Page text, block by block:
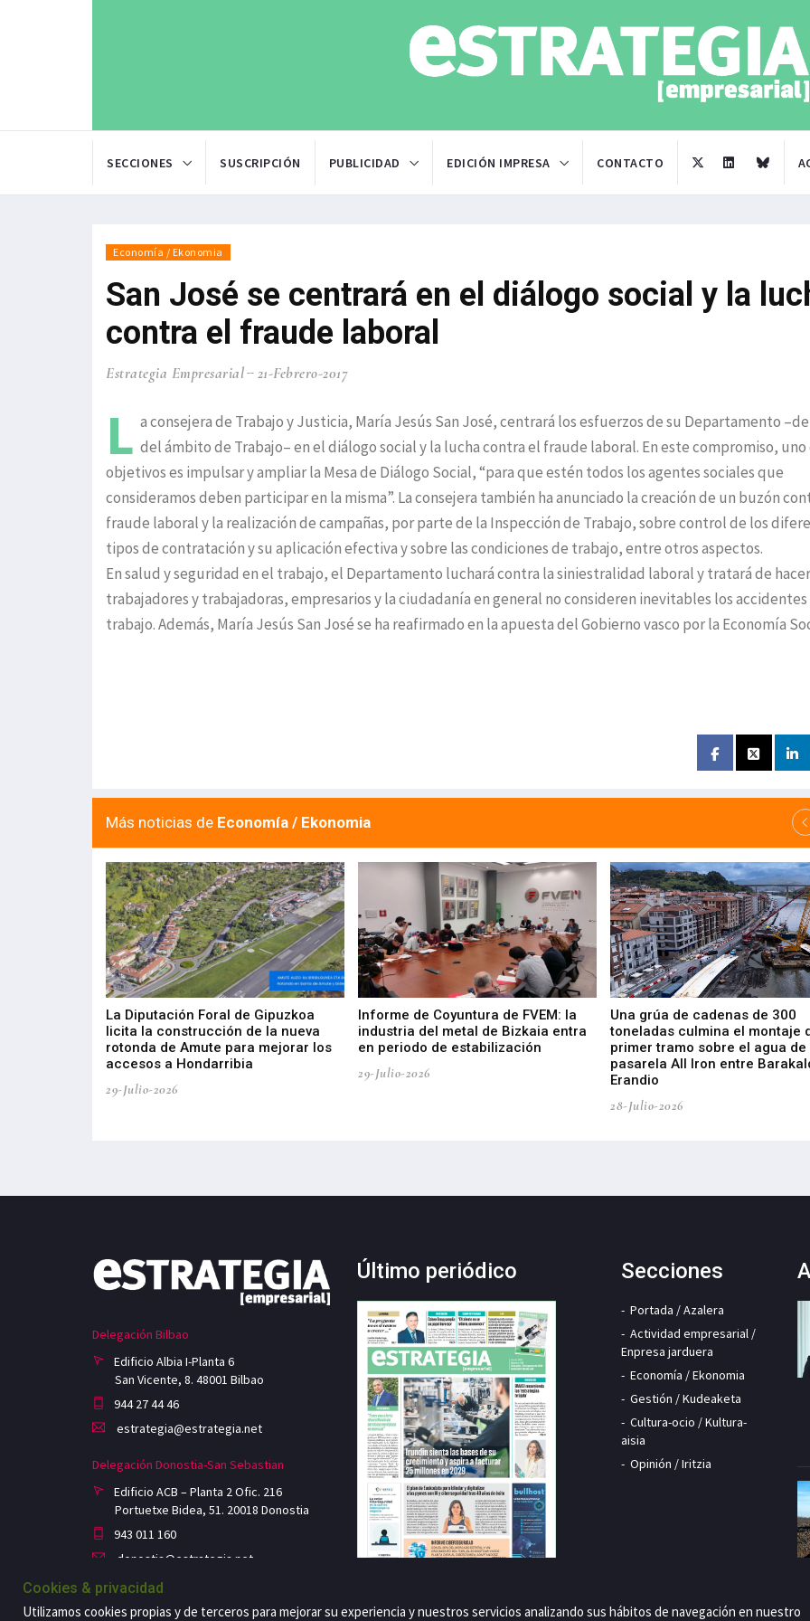
SECCIONES SUSCRIPCIÓN PUBLICIDAD EDICIÓN IMPRESA CONTACTO
Economía / Ekonomia
San José se centrará en el diálogo social y la
contra el fraude laboral
Estrategia Empresarial 21-Febrero-2017
L a consejera de Trabajo y Justicia, María Jesús San José, centrará los esfuerzos de su Departamento
del ámbito de Trabajo– en el diálogo social y la lucha contra el fraude laboral. En este compromiso, uno
objetivos es impulsar y ampliar la Mesa de Diálogo Social, “para que estén todos los agentes sociales que
consideramos deben participar en la misma”. La consejera también ha anunciado la creación de un buzón
fraude laboral y la realización de campañas, por parte de la Inspección de Trabajo, sobre control de los
tipos de contratación y su aplicación efectiva y sobre las condiciones de trabajo, entre otros aspectos.
En salud y seguridad en el trabajo, el Departamento luchará contra la siniestralidad laboral y tratará de
trabajadores y trabajadoras, empresarios y la ciudadanía en general no consideren inevitables los accidentes
trabajo. Además, María Jesús San José se ha reafirmado en la apuesta del Gobierno vasco por la Economía
Más noticias de Economía / Ekonomia
La Diputación Foral de Gipuzkoa
licita la construcción de la nueva
rotonda de Amute para mejorar los
accesos a Hondarribia
29-Julio-2026
Informe de Coyuntura de FVEM: la
industria del metal de Bizkaia entra
en periodo de estabilización
29-Julio-2026
Una grúa de cadenas de 300
toneladas culmina el montaje
primer tramo sobre el agua de
pasarela All Iron entre
Erandio
28-Julio-2026
Delegación Bilbao
Edificio Albia I-Planta 6
San Vicente, 8. 48001 Bilbao
944 27 44 46
estrategia@estrategia.net
Delegación Donostia-San Sebastian
Edificio ACB – Planta 2 Ofic. 216
Portuetxe Bidea, 51. 20018 Donostia
943 011 160
donostia@estrategia.net
Último periódico Secciones
Portada / Azalera
Actividad empresarial /
Enpresa jarduera
Economía / Ekonomia
Gestión / Kudeaketa
Cultura-ocio / Kultura-
aisia
Opinión / Iritzia
Cookies & privacidad
Utilizamos cookies propias y de terceros para mejorar su experiencia y nuestros servicios analizando sus hábitos de navegación en nuestro